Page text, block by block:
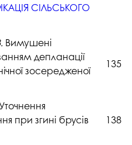
СІЛЬСЬКОГО
Вимушені
депланації
зосередженої
135
при згині брусів
138